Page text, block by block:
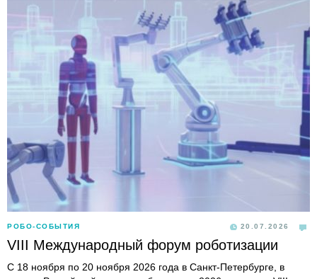
РОБО-СОБЫТИЯ 20.07.2026
VIII Международный форум роботизации
С 18 ноября по 20 ноября 2026 года в Санкт-Петербурге, в